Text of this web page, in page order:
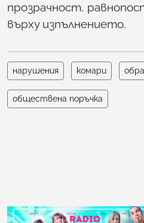
прозрачност,
върху изпълнението.
нарушения комари
обществена поръчка